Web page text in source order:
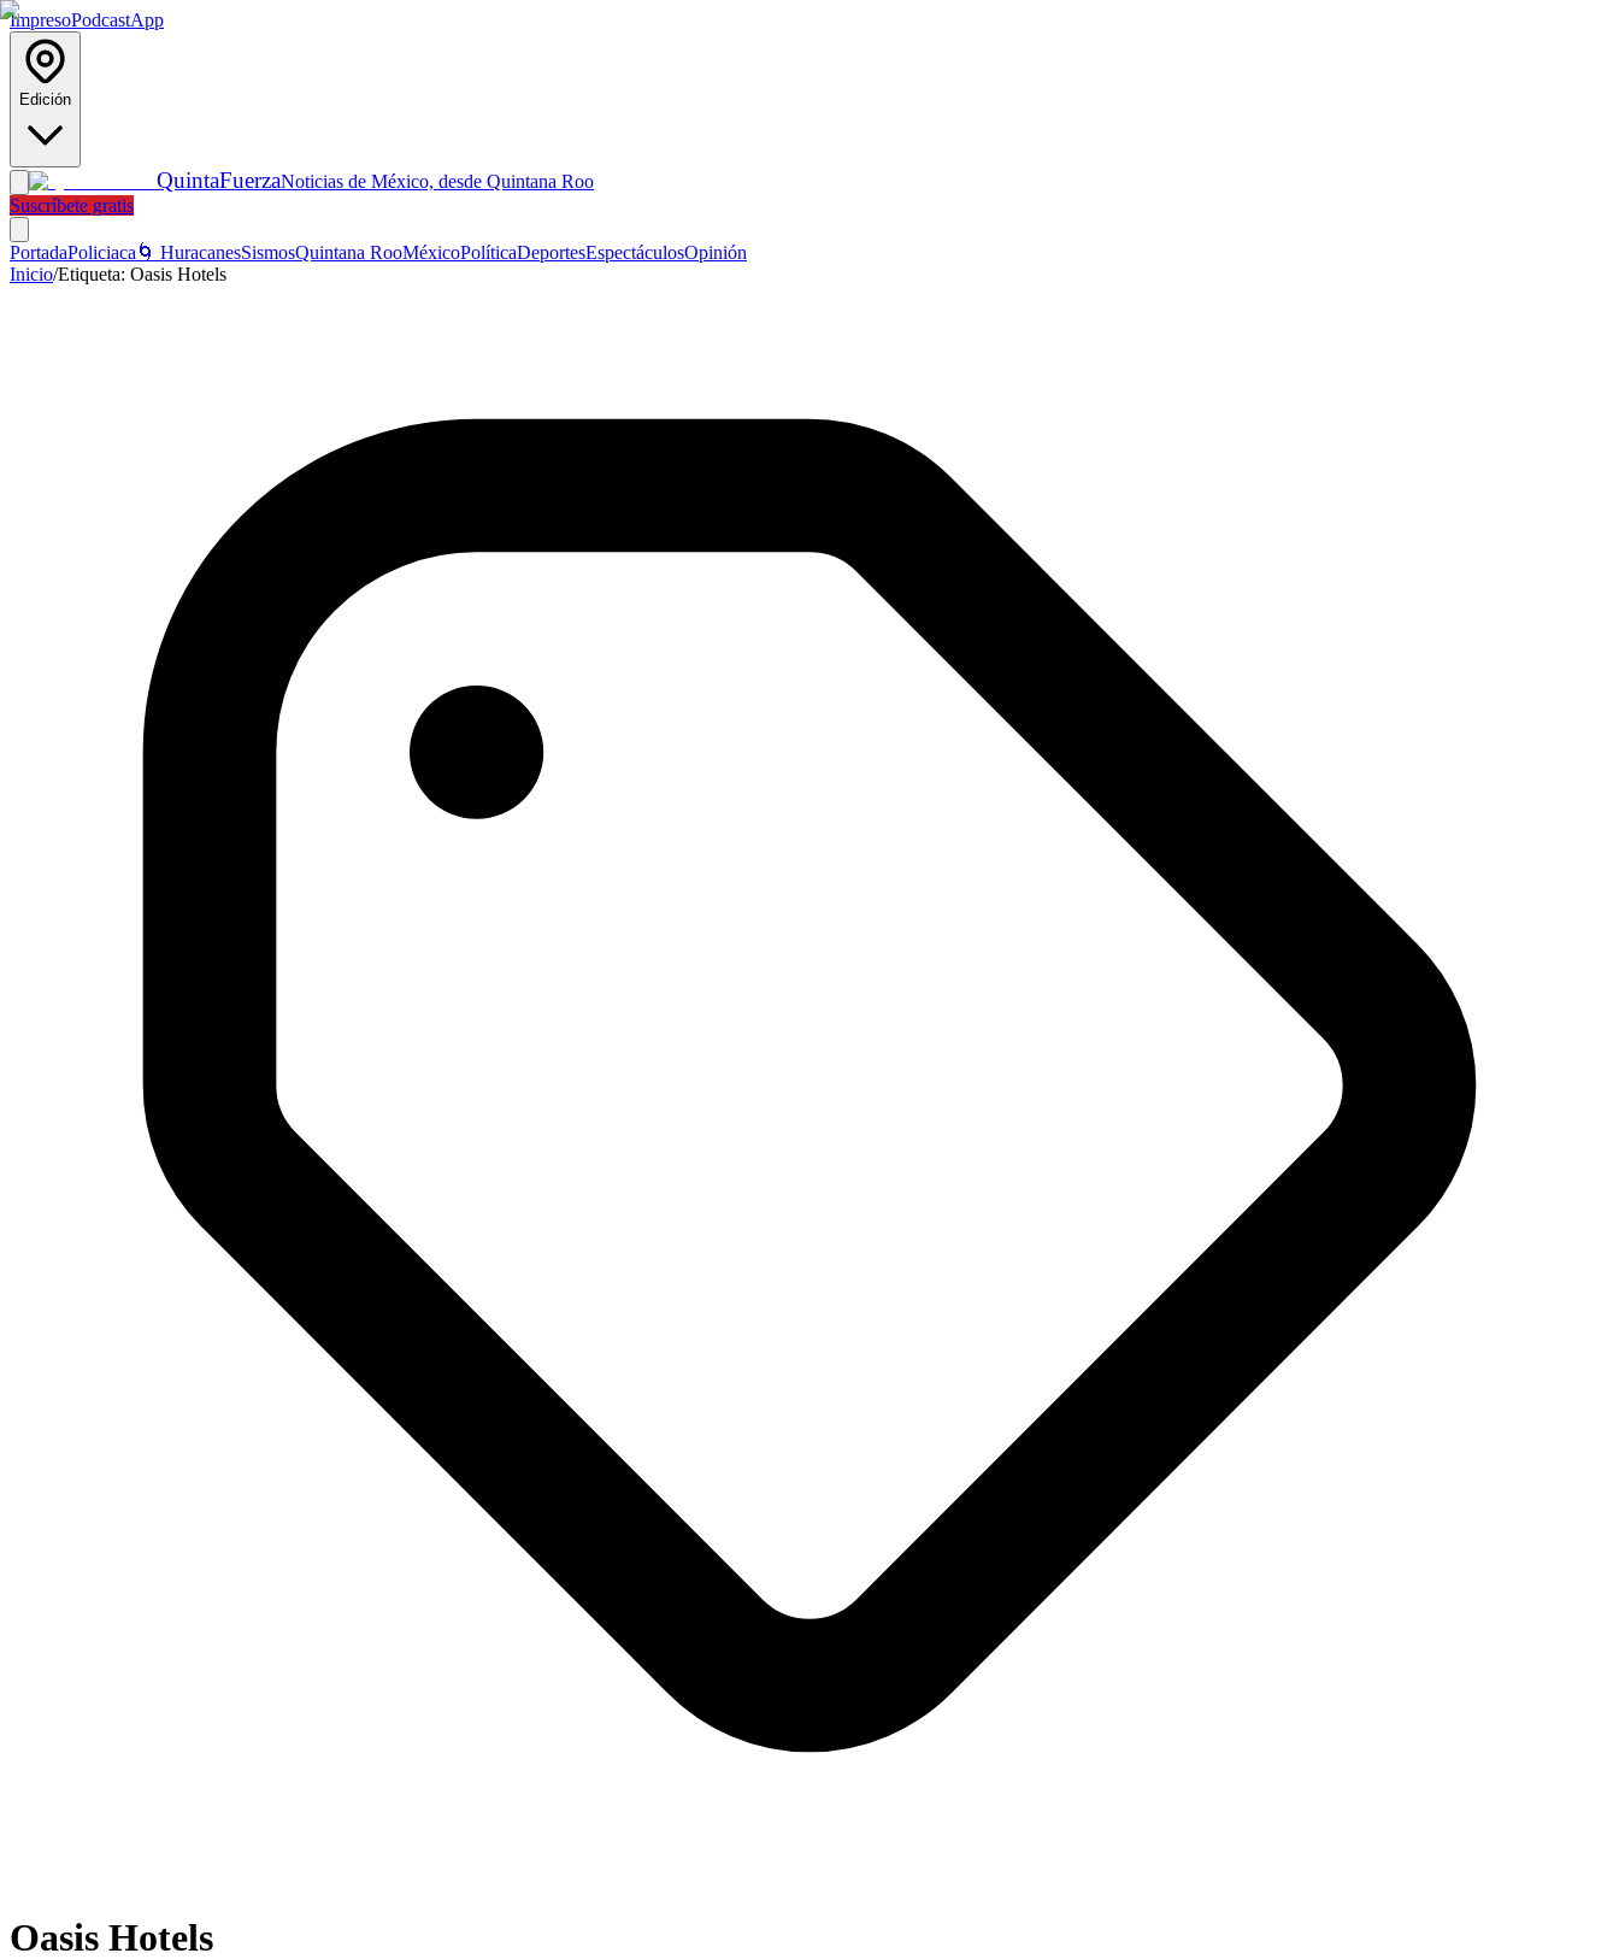
ImpresoPodcastApp
Edición
QuintaFuerzaNoticias de México, desde Quintana Roo
Suscríbete gratis
PortadaPoliciaca 🌀 HuracanesSismosQuintana RooMéxicoPolíticaDeportesEspectáculosOpinión
Inicio/Etiqueta: Oasis Hotels
Oasis Hotels